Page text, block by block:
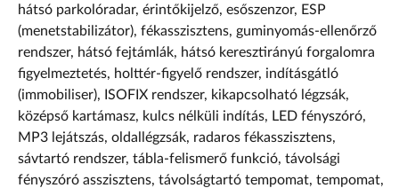
hátsó parkolóradar, érintőkijelző, esőszenzor, ESP
(menetstabilizátor), fékasszisztens, guminyomás-ellenőrző
rendszer, hátsó fejtámlák, hátsó keresztirányú forgalomra
figyelmeztetés, holttér-figyelő rendszer, indításgátló
(immobiliser), ISOFIX rendszer, kikapcsolható légzsák,
középső kartámasz, kulcs nélküli indítás, LED fényszóró,
MP3 lejátszás, oldallégzsák, radaros fékasszisztens,
sávtartó rendszer, tábla-felismerő funkció, távolsági
fényszóró asszisztens, távolságtartó tempomat, tempomat,